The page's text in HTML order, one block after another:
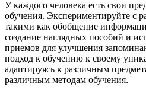
У каждого человека есть свои
обучения. Экспериментируйте с
такими как обобщение
создание наглядных пособий и
приемов для улучшения
подход к обучению к своему
адаптируясь к различным
различным методам обучения.